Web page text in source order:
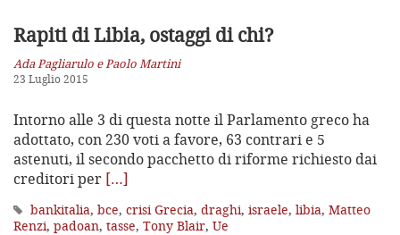
Rapiti di Libia, ostaggi di chi?
Ada Pagliarulo e Paolo Martini
23 Luglio 2015
Intorno alle 3 di questa notte il Parlamento greco ha
adottato, con 230 voti a favore, 63 contrari e 5
astenuti, il secondo pacchetto di riforme richiesto dai
creditori per […]
bankitalia, bce, crisi Grecia, draghi, israele, libia, Matteo
Renzi, padoan, tasse, Tony Blair, Ue